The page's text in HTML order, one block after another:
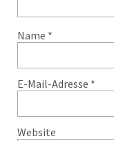
Name *
E-Mail-Adresse *
Website